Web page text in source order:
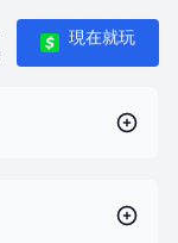
現在就玩